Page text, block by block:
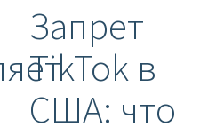
Запрет
TikTok в
США: что